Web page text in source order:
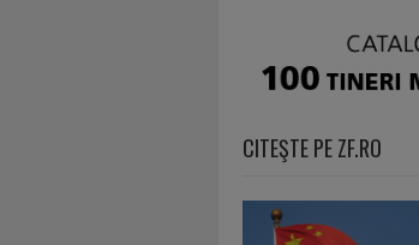
CITEŞTE PE ZF.RO